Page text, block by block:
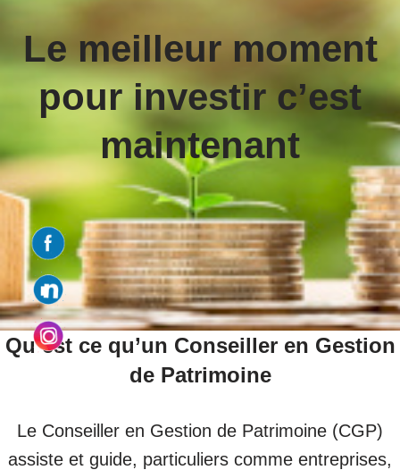
Le meilleur moment
pour investir c’est
maintenant
Qu’est ce qu’un Conseiller en Gestion
de Patrimoine
Le Conseiller en Gestion de Patrimoine (CGP)
assiste et guide, particuliers comme entreprises,